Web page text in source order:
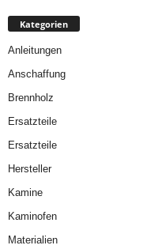
Kategorien
Anleitungen
Anschaffung
Brennholz
Ersatzteile
Ersatzteile
Hersteller
Kamine
Kaminofen
Materialien